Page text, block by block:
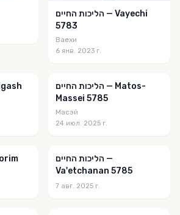
הליכות החיים — Vayechi
5783
Ваехи
6 янв. 2023 г.
הליכות החיים — Matos-
Massei 5785
Масэй
24 июл. 2025 г.
הליכות החיים —
Va'etchanan 5785
7 авг. 2025 г.